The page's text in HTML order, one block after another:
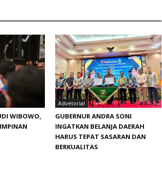
WIBOWO,
Advetorial
GUBERNUR ANDRA SONI
INGATKAN BELANJA DAERAH
HARUS TEPAT SASARAN DAN
BERKUALITAS